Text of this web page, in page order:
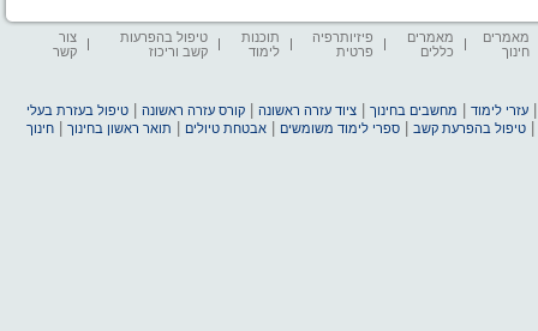
מאמרים
חינוך
מאמרים
כללים
פיזיותרפיה
פרטית
תוכנות
לימוד
טיפול בהפרעות
קשב וריכוז
צור
קשר
עזרי לימוד מחשבים בחינוך |ציוד עזרה ראשונה |קורס עזרה ראשונה |טיפול בעזרת בעלי
|טיפול בהפרעת קשב |ספרי לימוד משומשים |אבטחת טיולים תואר ראשון בחינוך |חינוך